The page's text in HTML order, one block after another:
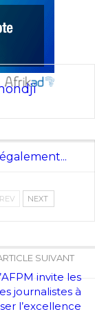
SUIVANT
invite les
journalistes à
l’excellence
NEXT